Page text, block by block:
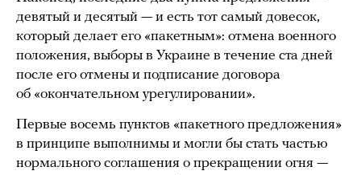
девятый и десятый — и есть тот самый довесок,
который делает его «пакетным»: отмена военного
положения, выборы в Украине в течение ста дней
после его отмены и подписание договора
об «окончательном урегулировании».
Первые восемь пунктов «пакетного предложения»
в принципе выполнимы и могли бы стать частью
нормального соглашения о прекращении огня —